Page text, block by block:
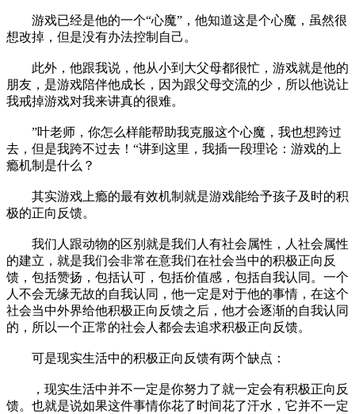
游戏已经是他的一个“心魔”，他知道这是个心魔，虽然很
想改掉，但是没有办法控制自己。
此外，他跟我说，他从小到大父母都很忙，游戏就是他的
朋友，是游戏陪伴他成长，因为跟父母交流的少，所以他说让
我戒掉游戏对我来讲真的很难。
”叶老师，你怎么样能帮助我克服这个心魔，我也想跨过
去，但是我跨不过去！“讲到这里，我插一段理论：游戏的上
瘾机制是什么？
其实游戏上瘾的最有效机制就是游戏能给予孩子及时的积
极的正向反馈。
我们人跟动物的区别就是我们人有社会属性，人社会属性
的建立，就是我们会非常在意我们在社会当中的积极正向反
馈，包括赞扬，包括认可，包括价值感，包括自我认同。一个
人不会无缘无故的自我认同，他一定是对于他的事情，在这个
社会当中外界给他积极正向反馈之后，他才会逐渐的自我认同
的，所以一个正常的社会人都会去追求积极正向反馈。
可是现实生活中的积极正向反馈有两个缺点：
，现实生活中并不一定是你努力了就一定会有积极正向反
馈。也就是说如果这件事情你花了时间花了汗水，它并不一定